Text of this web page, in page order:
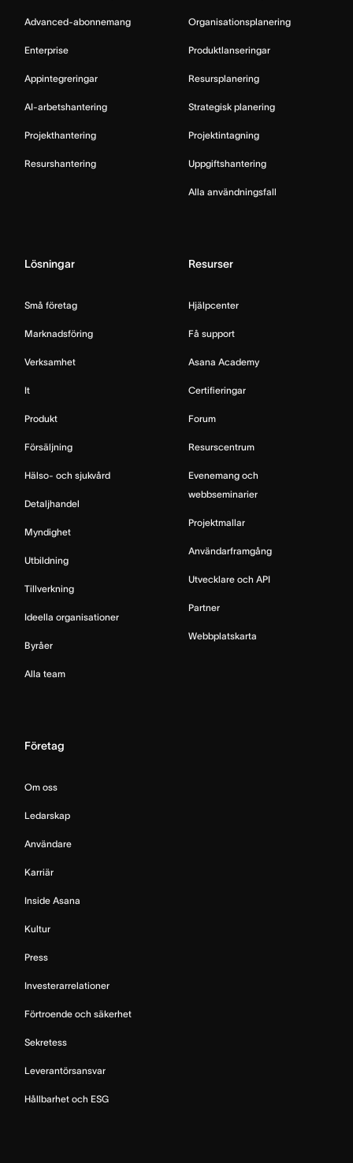
Advanced-abonnemang
Enterprise
Appintegreringar
AI-arbetshantering
Projekthantering
Resurshantering
Organisationsplanering
Produktlanseringar
Resursplanering
Strategisk planering
Projektintagning
Uppgiftshantering
Alla användningsfall
Lösningar
Små företag
Marknadsföring
Verksamhet
It
Produkt
Försäljning
Hälso- och sjukvård
Detaljhandel
Myndighet
Utbildning
Tillverkning
Ideella organisationer
Byråer
Alla team
Resurser
Hjälpcenter
Få support
Asana Academy
Certifieringar
Forum
Resurscentrum
Evenemang och
webbseminarier
Projektmallar
Användarframgång
Utvecklare och API
Partner
Webbplatskarta
Företag
Om oss
Ledarskap
Användare
Karriär
Inside Asana
Kultur
Press
Investerarrelationer
Förtroende och säkerhet
Sekretess
Leverantörsansvar
Hållbarhet och ESG